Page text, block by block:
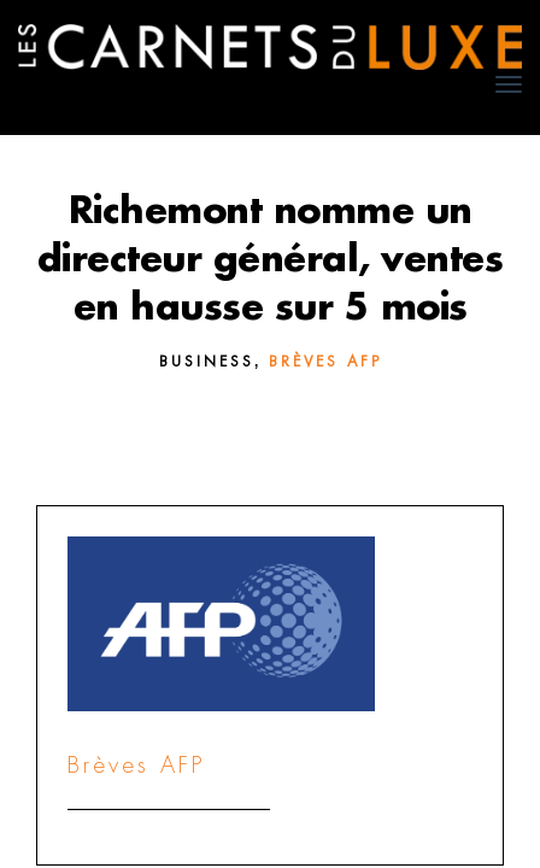
Richemont nomme un
directeur général, ventes
en hausse sur 5 mois
BUSINESS , BRÈVES AFP
Brèves AFP